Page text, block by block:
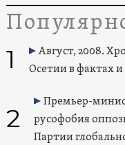
1
Август, 2008.
Осетии в фактах
2
Премьер-
русофобия
Партии